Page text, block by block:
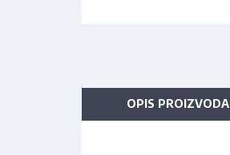
OPIS PROIZVODA